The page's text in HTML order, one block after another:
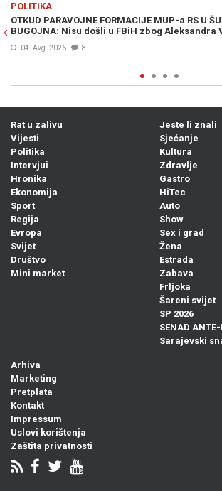
POLITIKA
OTKUD PARAVOJNE FORMACIJE MUP-a RS U
BUGOJNA: Nisu došli u FBiH zbog Aleksandra
04. Avg. 2026 8
Rat u zalivu
Vijesti
Politika
Intervjui
Hronika
Ekonomija
Sport
Regija
Evropa
Svijet
Društvo
Mini market
Jeste li znali
Sjećanje
Kultura
Zdravlje
Gastro
HiTec
Auto
Show
Sex i grad
Žena
Estrada
Zabava
Frljoka
Šareni svijet
SP 2026
SENAD
Sarajevski
Arhiva
Marketing
Pretplata
Kontakt
Impressum
Uslovi korištenja
Zaštita privatnosti